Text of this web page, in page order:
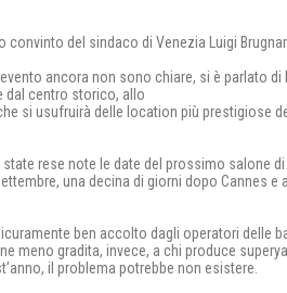
convinto del sindaco di Venezia Luigi
ancora non sono chiare, si è parlato
dal centro storico, allo
si usufruirà delle location più prestigiose
rese note le date del prossimo salone di
una decina di giorni dopo Cannes
ben accolto dagli operatori delle
meno gradita, invece, a chi produce
il problema potrebbe non esistere.